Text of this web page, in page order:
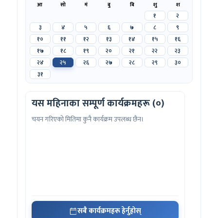
आ सो मं बु बि शु श
१
२
३
४ ५ ६ ७ ८
९
१०
११ १२ १३ १४ १५
१६
१७
१८ १९ २० २१ २२
२३
२४
२५ २६ २७ २८ २९
३०
३१
यस महिनाका सम्पूर्ण कार्यक्रमहरू (०)
चयन गरिएको मितिमा कुनै कार्यक्रम उपलब्ध छैन।
सबै कार्यक्रमहरू हेर्नुहोस्